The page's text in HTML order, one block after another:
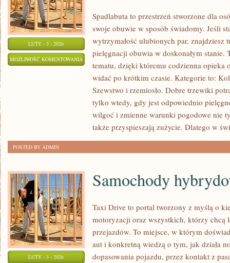
LUTY - 3 - 2026
MOŻLIWOŚĆ KOMENTOWANIA BUTY
Spadlabuta to przestrzeń stworzone dla
swoje obuwie w sposób świadomy. Jeśli
wytrzymałość ulubionych par, znajdziesz
pielęgnacji obuwia w doskonałym stanie.
tematu, dzięki któremu codzienna opieka
widać po krótkim czasie. Kategorie to:
Szewstwo i rzemiosło. Dobre trzewiki
tylko wtedy, gdy jest odpowiednio
wilgoć i zmienne warunki pogodowe nie
także przyspieszają zużycie. Dlatego w
POSTED BY ADMIN
LUTY - 3 - 2026
Samochody
Taxi Drive to portal tworzony z myślą o
motoryzacji oraz wszystkich, którzy chcą
przejazdów. To miejsce, w którym
aut i konkretną wiedzą o tym, jak działa
dopasowania pojazdu, przez kontakt z